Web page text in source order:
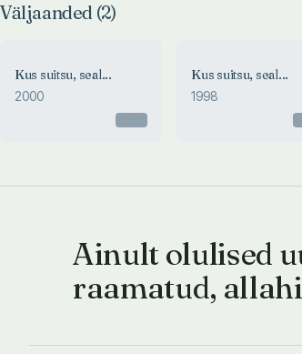
Väljaanded (2)
Kus suitsu, seal...
2000
Kus suitsu, seal...
1998
Ainult olulised
raamatud,